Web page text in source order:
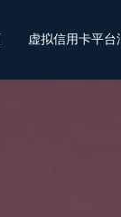
虚拟信用卡平台